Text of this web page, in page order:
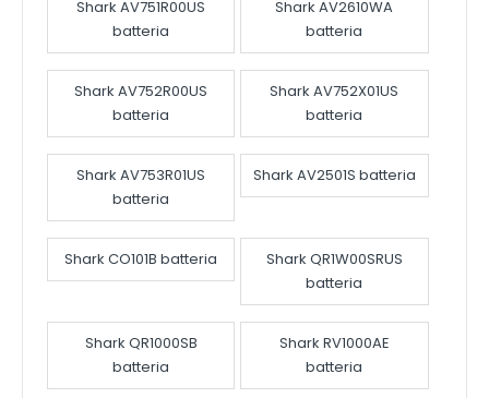
Shark AV751R00US
batteria
Shark AV2610WA
batteria
Shark AV752R00US
batteria
Shark AV752X01US
batteria
Shark AV753R01US
batteria
Shark AV2501S batteria
Shark CO101B batteria
Shark QR1W00SRUS
batteria
Shark QR1000SB
batteria
Shark RV1000AE
batteria